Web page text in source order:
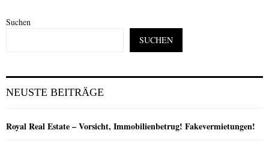
Suchen
SUCHEN
NEUSTE BEITRÄGE
Royal Real Estate – Vorsicht, Immobilienbetrug! Fakevermietungen!